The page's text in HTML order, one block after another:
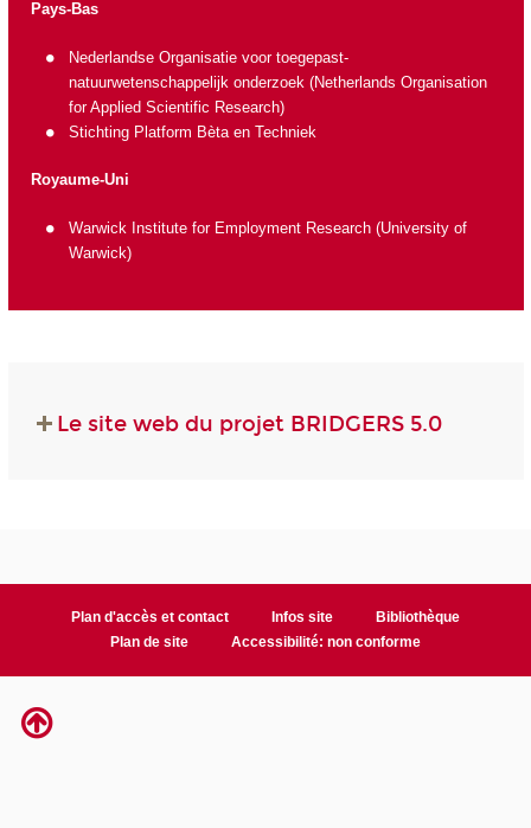
Pays-Bas
Nederlandse Organisatie voor toegepast-
natuurwetenschappelijk onderzoek (Netherlands Organisation
for Applied Scientific Research)
Stichting Platform Bèta en Techniek
Royaume-Uni
Warwick Institute for Employment Research (University of
Warwick)
Le site web du projet BRIDGERS 5.0
Plan d'accès et contact Infos site
Bibliothèque
Plan de site
Accessibilité: non conforme